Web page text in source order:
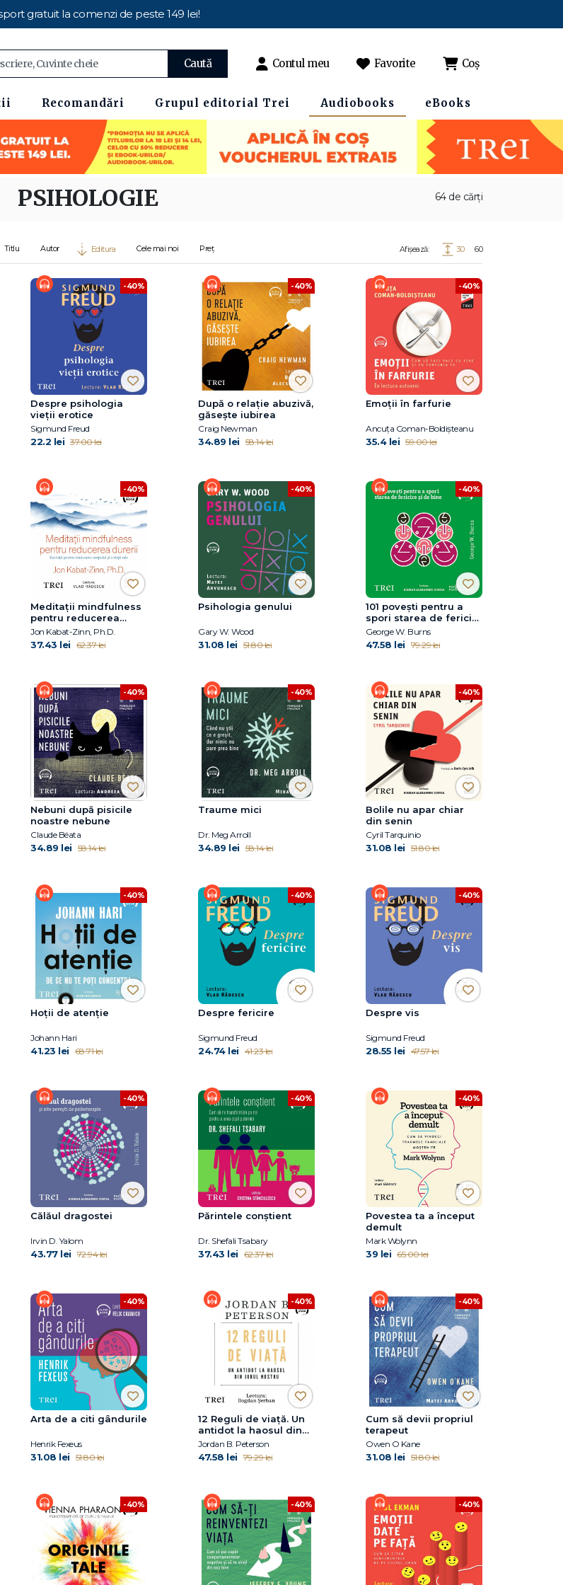
gratuit la comenzi de peste 149 lei!
Caută Contul meu Favorite Coș
Recomandări Grupul editorial Trei Audiobooks eBooks
64 de cărți
PSIHOLOGIE
Titlu Autor Editura Cele mai noi Preț Afișează: 30 60
-40%
Despre psihologia
vieții erotice
Sigmund Freud
22.2 lei 37.00 lei
-40%
După o relație abuzivă,
găsește iubirea
Craig Newman
34.89 lei 58.14 lei
-40%
Emoții în farfurie
Ancuța Coman-Boldișteanu
35.4 lei 59.00 lei
-40%
Meditații mindfulness
pentru reducerea
durerii
Jon Kabat-Zinn, Ph.D.
37.43 lei 62.37 lei
-40%
Psihologia genului
Gary W. Wood
31.08 lei 51.80 lei
-40%
101 povești pentru a
spori starea de fericire
și de bine
George W. Burns
47.58 lei 79.29 lei
-40%
Nebuni după pisicile
noastre nebune
Claude Béata
34.89 lei 58.14 lei
-40%
Traume mici
Dr. Meg Arroll
34.89 lei 58.14 lei
-40%
Bolile nu apar chiar
din senin
Cyril Tarquinio
31.08 lei 51.80 lei
-40%
Hoții de atenție
Johann Hari
41.23 lei 68.71 lei
-40%
Despre fericire
Sigmund Freud
24.74 lei 41.23 lei
-40%
Despre vis
Sigmund Freud
28.55 lei 47.57 lei
-40%
Călăul dragostei
Irvin D. Yalom
43.77 lei 72.94 lei
-40%
Părintele conştient
Dr. Shefali Tsabary
37.43 lei 62.37 lei
-40%
Povestea ta a început
demult
Mark Wolynn
39 lei 65.00 lei
-40%
Arta de a citi gândurile
Henrik Fexeus
31.08 lei 51.80 lei
-40%
12 Reguli de viață. Un
antidot la haosul din
jurul nostru
Jordan B. Peterson
47.58 lei 79.29 lei
-40%
Cum să devii propriul
terapeut
Owen O Kane
31.08 lei 51.80 lei
-40% -40% -40%